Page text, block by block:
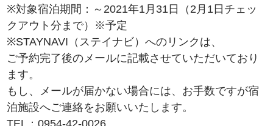
※対象宿泊期間：～2021年1月31日（2月1日チェッ
クアウト分まで）※予定
※STAYNAVI（ステイナビ）へのリンクは、
ご予約完了後のメールに記載させていただいており
ます。
もし、メールが届かない場合には、お手数ですが宿
泊施設へご連絡をお願いいたします。